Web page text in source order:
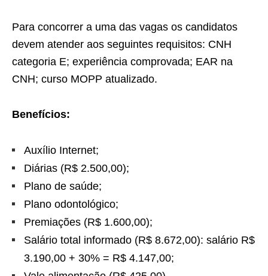
Para concorrer a uma das vagas os candidatos
devem atender aos seguintes requisitos: CNH
categoria E; experiência comprovada; EAR na
CNH; curso MOPP atualizado.
Benefícios:
Auxílio Internet;
Diárias (R$ 2.500,00);
Plano de saúde;
Plano odontológico;
Premiações (R$ 1.600,00);
Salário total informado (R$ 8.672,00): salário R$
3.190,00 + 30% = R$ 4.147,00;